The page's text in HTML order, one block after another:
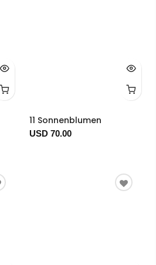
11 Sonnenblumen
USD 70.00